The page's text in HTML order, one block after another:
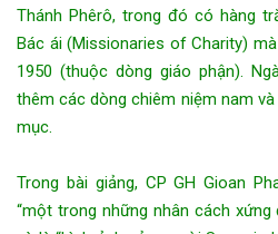
Thánh Phêrô, trong đó có hàng
Bác ái (Missionaries of Charity)
1950 (thuộc dòng giáo phận).
thêm các dòng chiêm niệm nam
mục.
Trong bài giảng, CP GH Gioan
“một trong những nhân cách